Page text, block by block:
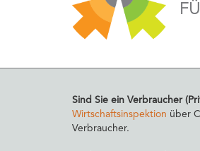
Sind Sie ein Verbraucher
Wirtschaftsinspektion über
Verbraucher.